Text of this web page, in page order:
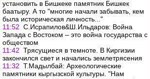
установить в Бишкеке памятник Бишкек
баатыру. А то "многие начали забывать, кем
была историческая личность..."
11:52 С.Исрапилов&Ш.Ильдаров: Война
Запада с Востоком – это война государства с
обществом
11:42 Трясущиеся в темноте. В Киргизии
закончился свет и начались землетрясения
11:32 Т.Мадылбай: Археологические
памятники кыргызской культуры. "Нам